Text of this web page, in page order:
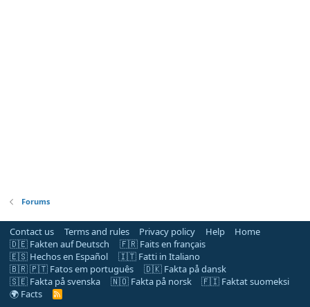
Forums
Contact us Terms and rules Privacy policy Help
Home
🇩🇪 Fakten auf Deutsch
🇫🇷 Faits en français
🇪🇸 Hechos en Español
🇮🇹 Fatti in Italiano
🇧🇷 🇵🇹 Fatos em português
🇩🇰 Fakta på dansk
🇸🇪 Fakta på svenska
🇳🇴 Fakta på norsk
🇫🇮 Faktat suomeksi
🌍 Facts
R